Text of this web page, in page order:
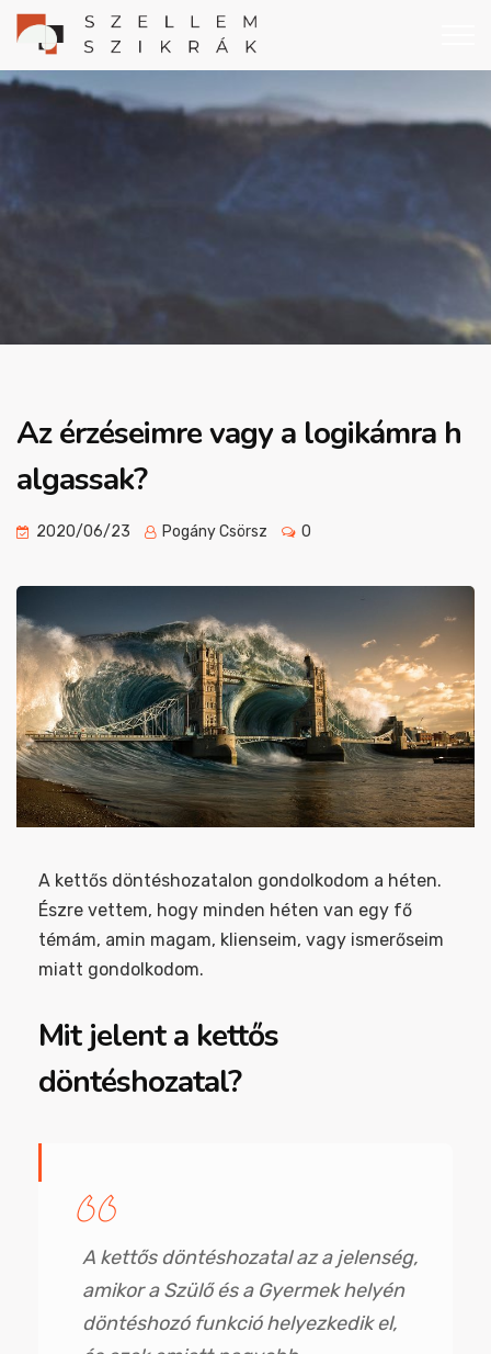
Az érzéseimre vagy a logikámra h
algassak?
2020/06/23 Pogány Csörsz 0
A kettős döntéshozatalon gondolkodom a héten.
Észre vettem, hogy minden héten van egy fő
témám, amin magam, klienseim, vagy ismerőseim
miatt gondolkodom.
Mit jelent a kettős
döntéshozatal?
A kettős döntéshozatal az a jelenség,
amikor a Szülő és a Gyermek helyén
döntéshozó funkció helyezkedik el,